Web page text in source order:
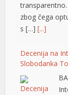
zbog čega
s […][...]
Decenija na
Slobodanka